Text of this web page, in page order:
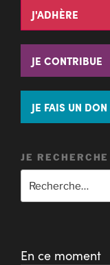
J'ADHÈRE
JE CONTRIBUE
JE FAIS UN DON
JE RECHERCHE
En ce moment